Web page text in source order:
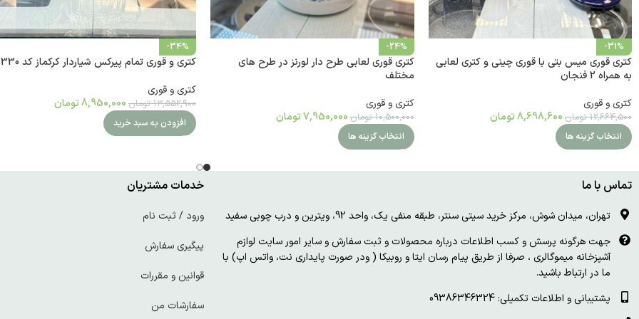
-31%
کتری قوری میس بتی با قوری چینی و کتری لعابی
به همراه 2 فنجان
کتری و قوری
12,664,500 تومان 8,698,600تومان
انتخاب گزینه ها
-24%
کتری قوری لعابی طرح دار لورنز در طرح های
مختلف
کتری و قوری
10,500,000 تومان7,950,000تومان
انتخاب گزینه ها
-34%
کتری و قوری تمام پیرکس شیاردار کرکماز کد 1330
کتری و قوری
13,552,900 تومان 8,950,000تومان
افزودن به سبد خرید
تماس با ما
تهران، میدان شوش، مرکز خرید سیتی سنتر، طبقه منفی یک، واحد 92، ویترین و درب چوبی سفید
جهت هرگونه پرسش و کسب اطلاعات درباره محصولات و ثبت سفارش و سایر امور سایت لوازم
آشپزخانه میموگالری ، صرفا از طریق پیام رسان ایتا و روبیکا ( ودر صورت پایداری نت، واتس اپ) با
ما در ارتباط باشید.
پشتیبانی و اطلاعات تکمیلی: 09386346324
خدمات مشتریان
ورود / ثبت نام
پیگیری سفارش
قوانین و مقررات
سفارشات من